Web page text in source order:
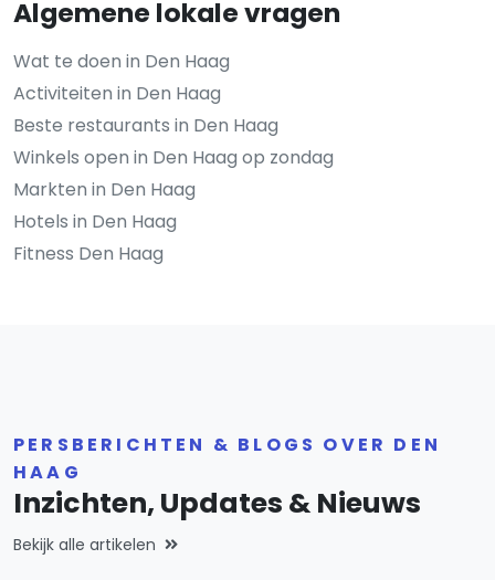
Algemene lokale vragen
Wat te doen in Den Haag
Activiteiten in Den Haag
Beste restaurants in Den Haag
Winkels open in Den Haag op zondag
Markten in Den Haag
Hotels in Den Haag
Fitness Den Haag
PERSBERICHTEN & BLOGS OVER DEN
HAAG
Inzichten, Updates & Nieuws
Bekijk alle artikelen